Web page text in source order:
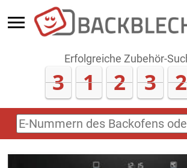
Erfolgreiche Zubehör-
3 1 2 3 2
E-
Nummern